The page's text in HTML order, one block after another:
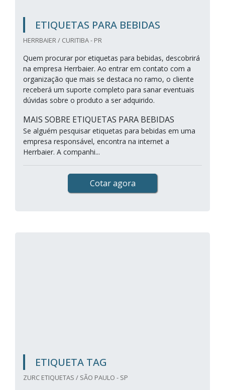
ETIQUETAS PARA BEBIDAS
HERRBAIER / CURITIBA - PR
Quem procurar por etiquetas para bebidas, descobrirá
na empresa Herrbaier. Ao entrar em contato com a
organização que mais se destaca no ramo, o cliente
receberá um suporte completo para sanar eventuais
dúvidas sobre o produto a ser adquirido.
MAIS SOBRE ETIQUETAS PARA BEBIDAS
Se alguém pesquisar etiquetas para bebidas em uma
empresa responsável, encontra na internet a
Herrbaier. A companhi...
Cotar agora
ETIQUETA TAG
ZURC ETIQUETAS / SÃO PAULO - SP